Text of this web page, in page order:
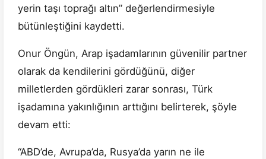
yerin taşı toprağı altın” değerlendirmesiyle
bütünleştiğini kaydetti.
Onur Öngün, Arap işadamlarının güvenilir partner
olarak da kendilerini gördüğünü, diğer
milletlerden gördükleri zarar sonrası, Türk
işadamına yakınlığının arttığını belirterek, şöyle
devam etti:
“ABD’de, Avrupa’da, Rusya’da yarın ne ile